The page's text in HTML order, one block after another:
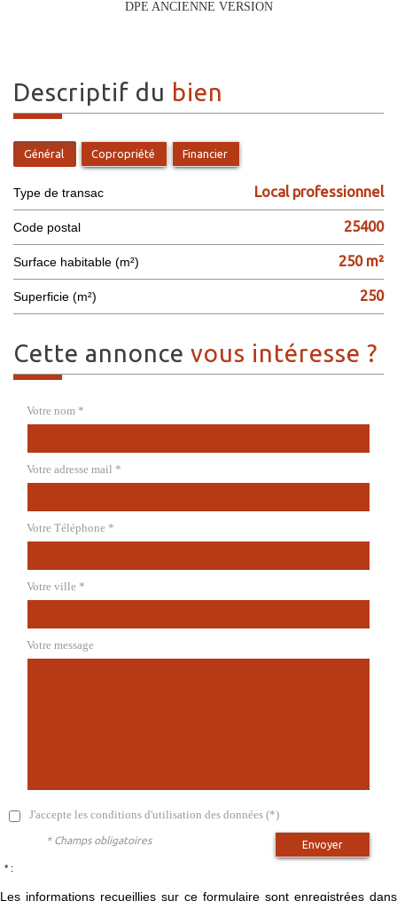
DPE ANCIENNE VERSION
descriptif du bien
Général Copropriété Financier
Type de transac Local professionnel
Code postal 25400
Surface habitable (m²) 250 m²
Superficie (m²) 250
cette annonce vous intéresse ?
Votre nom *
Votre adresse mail *
Votre Téléphone *
Votre ville *
Votre message
J'accepte les conditions d'utilisation des données (*)
Envoyer
* Champs obligatoires
* :
Les informations recueillies sur ce formulaire sont enregistrées dans